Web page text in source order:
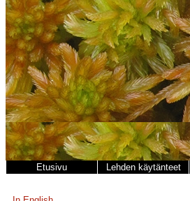
Etusivu Lehden käytänteet